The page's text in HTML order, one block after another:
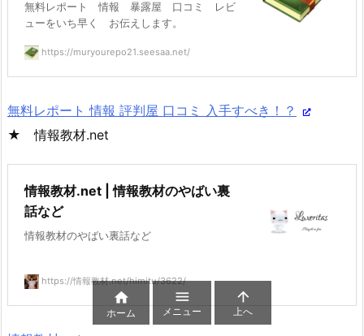
無料レポート 情報 暴露屋 口コミ レビ
ューをいち早く お伝えします。
https://muryourepo21.seesaa.net/
無料レポート 情報 評判屋 口コミ 入手すべき！？
★ 情報教材.net
情報教材.net | 情報教材のやばい裏
話など
情報教材のやばい裏話など
https://情報教材.net/himitu/3622/

ホーム

メニュー

上へ